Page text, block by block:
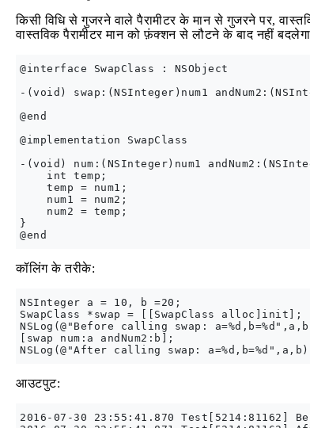
किसी विधि से गुजरने वाले पैरामीटर के मान से गुजरने पर,
वास्तविक पैरामीटर मान को फ़ंक्शन से लौटने के बाद नहीं
@interface SwapClass : NSObject
-(void) swap:(NSInteger)num1
@end
@implementation SwapClass
-(void) num:(NSInteger)num1
    int temp;
    temp = num1;
    num1 = num2;
    num2 = temp;
}
कॉलिंग के तरीके:
NSInteger a = 10, b =20;
SwapClass *swap = [[SwapClass alloc]init];
NSLog(@"Before calling swap:
[swap num:a andNum2:b];
आउटपुट:
2016-07-30 23:55:41.870 Test[5214:81162]